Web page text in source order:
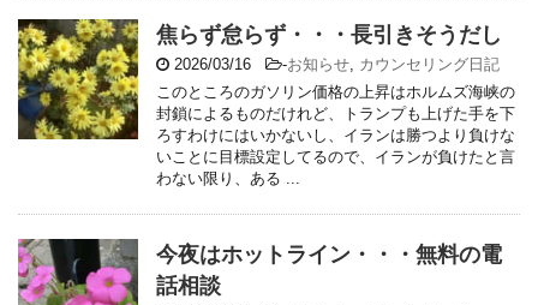
焦らず怠らず・・・長引きそうだし
2026/03/16 -お知らせ, カウンセリング日記
このところのガソリン価格の上昇はホルムズ海峡の
封鎖によるものだけれど、トランプも上げた手を下
ろすわけにはいかないし、イランは勝つより負けな
いことに目標設定してるので、イランが負けたと言
わない限り、ある ...
今夜はホットライン・・・無料の電
話相談